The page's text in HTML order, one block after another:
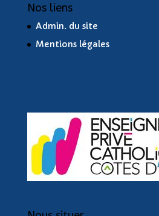
Nos liens
Admin. du site
Mentions légales